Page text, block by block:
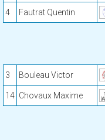
4 Fautrat Quentin
3 Bouleau Victor
14 Chovaux Maxime